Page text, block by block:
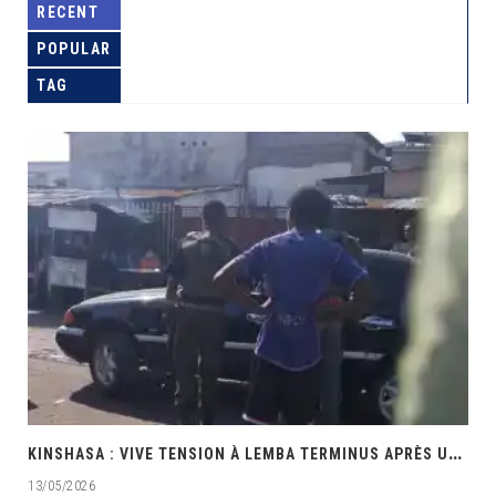
RECENT
POPULAR
TAG
K
INSHASA : VIVE TENSION À LEMBA TERMINUS APRÈS UNE INTERVENTION MUSCLÉE DES PRÉSUMÉS POLICIERS
13/05/2026